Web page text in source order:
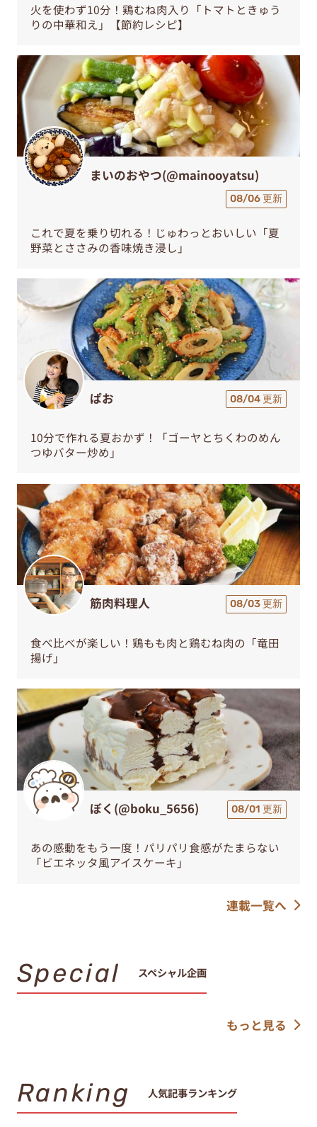
火を使わず10分！鶏むね肉入り「トマトときゅう
りの中華和え」【節約レシピ】
まいのおやつ(@mainooyatsu)
08/06 更新
これで夏を乗り切れる！じゅわっとおいしい「夏
野菜とささみの香味焼き浸し」
ぱお 08/04 更新
10分で作れる夏おかず！「ゴーヤとちくわのめん
つゆバター炒め」
筋肉料理人 08/03 更新
食べ比べが楽しい！鶏もも肉と鶏むね肉の「竜田
揚げ」
ぼく(@boku_5656) 08/01 更新
あの感動をもう一度！パリパリ食感がたまらない
「ビエネッタ風アイスケーキ」
連載一覧へ
Special スペシャル企画
もっと見る
Ranking 人気記事ランキング